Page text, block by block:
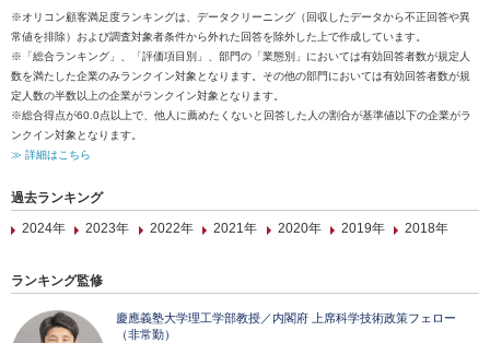
※オリコン顧客満足度ランキングは、データクリーニング（回収したデータから不正回答や異
常値を排除）および調査対象者条件から外れた回答を除外した上で作成しています。
※「総合ランキング」、「評価項目別」、部門の「業態別」においては有効回答者数が規定人
数を満たした企業のみランクイン対象となります。その他の部門においては有効回答者数が規
定人数の半数以上の企業がランクイン対象となります。
※総合得点が60.0点以上で、他人に薦めたくないと回答した人の割合が基準値以下の企業がラ
ンクイン対象となります。
≫ 詳細はこちら
過去ランキング
2024年
2023年 2022年 2021年 2020年 2019年 2018年
ランキング監修
慶應義塾大学理工学部教授／内閣府 上席科学技術政策フェロー
（非常勤）